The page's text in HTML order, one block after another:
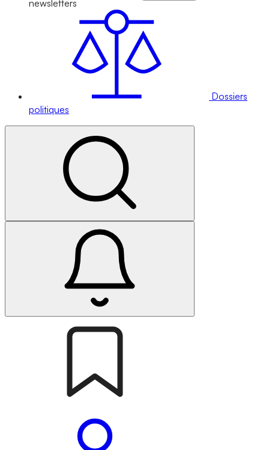
newsletters
Dossiers
politiques